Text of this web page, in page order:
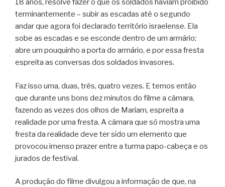
18 anos, resolve fazer o que os soldados haviam proibido
terminantemente – subir as escadas até o segundo
andar que agora foi declarado território israelense. Ela
sobe as escadas e se esconde dentro de um armário;
abre um pouquinho a porta do armário, e por essa fresta
espreita as conversas dos soldados invasores.
Faz isso uma, duas, três, quatro vezes. E temos então
que durante uns bons dez minutos do filme a câmara,
fazendo as vezes dos olhos de Mariam, espreita a
realidade por uma fresta. A câmara que só mostra uma
fresta da realidade deve ter sido um elemento que
provocou imenso prazer entre a turma papo-cabeça e os
jurados de festival.
A produção do filme divulgou a informação de que, na